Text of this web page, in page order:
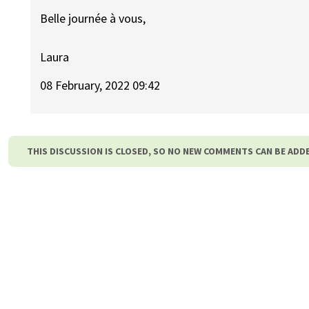
Belle journée à vous,
Laura
08 February, 2022 09:42
THIS DISCUSSION IS CLOSED, SO NO NEW COMMENTS CAN BE